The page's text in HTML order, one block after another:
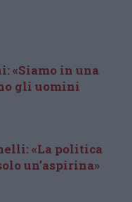
«Siamo in una
gli uomini
«La politica
un’aspirina»